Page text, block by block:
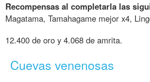
Recompensas al completarla las
Magatama, Tamahagame mejor x4,
12.400 de oro y 4.068 de amrita.
Cuevas venenosas